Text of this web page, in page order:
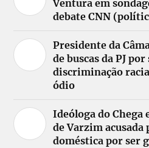
Ventura em
debate CNN
Presidente da
de buscas da PJ
discriminação
ódio
Ideóloga do Chega
de Varzim
doméstica por ser